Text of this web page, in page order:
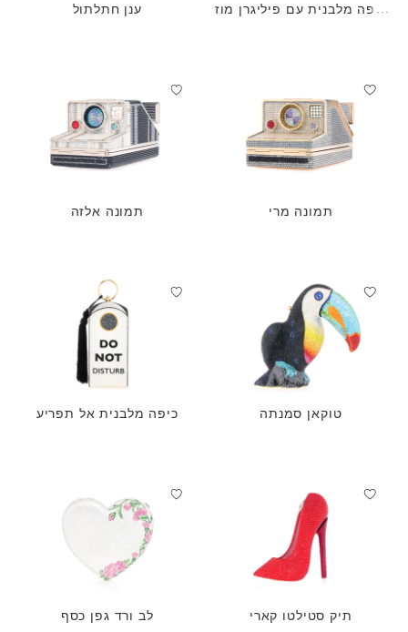
כיפה מלבנית עם פיליגרן מוז
ענן חתלתול
תמונה מרי תמונה אלזה
טוקאן סמנתה כיפה מלבנית אל תפריע
תיק סטילטו קארי לב ורד גפן כסף